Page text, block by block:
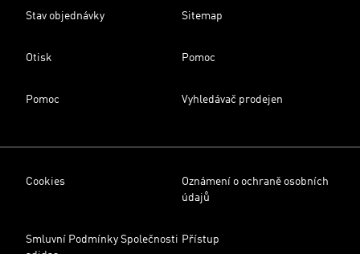
Stav objednávky Sitemap
Otisk Pomoc
Pomoc Vyhledávač prodejen
Cookies
Oznámení o ochraně osobních
údajů
Smluvní Podmínky Společnosti Přístup